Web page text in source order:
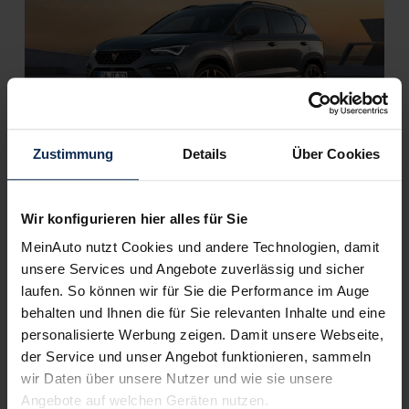
Zustimmung Details Über Cookies
Wir konfigurieren hier alles für Sie
MeinAuto nutzt Cookies und andere Technologien, damit
unsere Services und Angebote zuverlässig und sicher
laufen. So können wir für Sie die Performance im Auge
behalten und Ihnen die für Sie relevanten Inhalte und eine
personalisierte Werbung zeigen. Damit unsere Webseite,
der Service und unser Angebot funktionieren, sammeln
wir Daten über unsere Nutzer und wie sie unsere
Angebote auf welchen Geräten nutzen.
bildhübscher Terramar?
Cupra Ateca macht sich bereit für die letzte Runde und wurde
noch einmal aufgefrischt. Wie, das erkunden wir mit der
Topversion Cupra Ateca VZ – er misst sich u.a. mit dem
Artikel lesen